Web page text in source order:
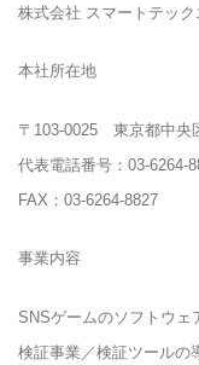
株式会社 スマートテック
本社所在地
〒103-0025 東京都中央
代表電話番号：03-6264-
FAX：03-6264-8827
事業内容
SNSゲームのソフトウェ
検証事業／検証ツールの